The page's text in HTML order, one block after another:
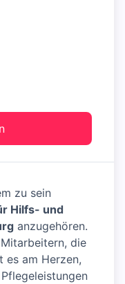
zu sein
Hilfs- und
anzugehören.
die
es am Herzen,